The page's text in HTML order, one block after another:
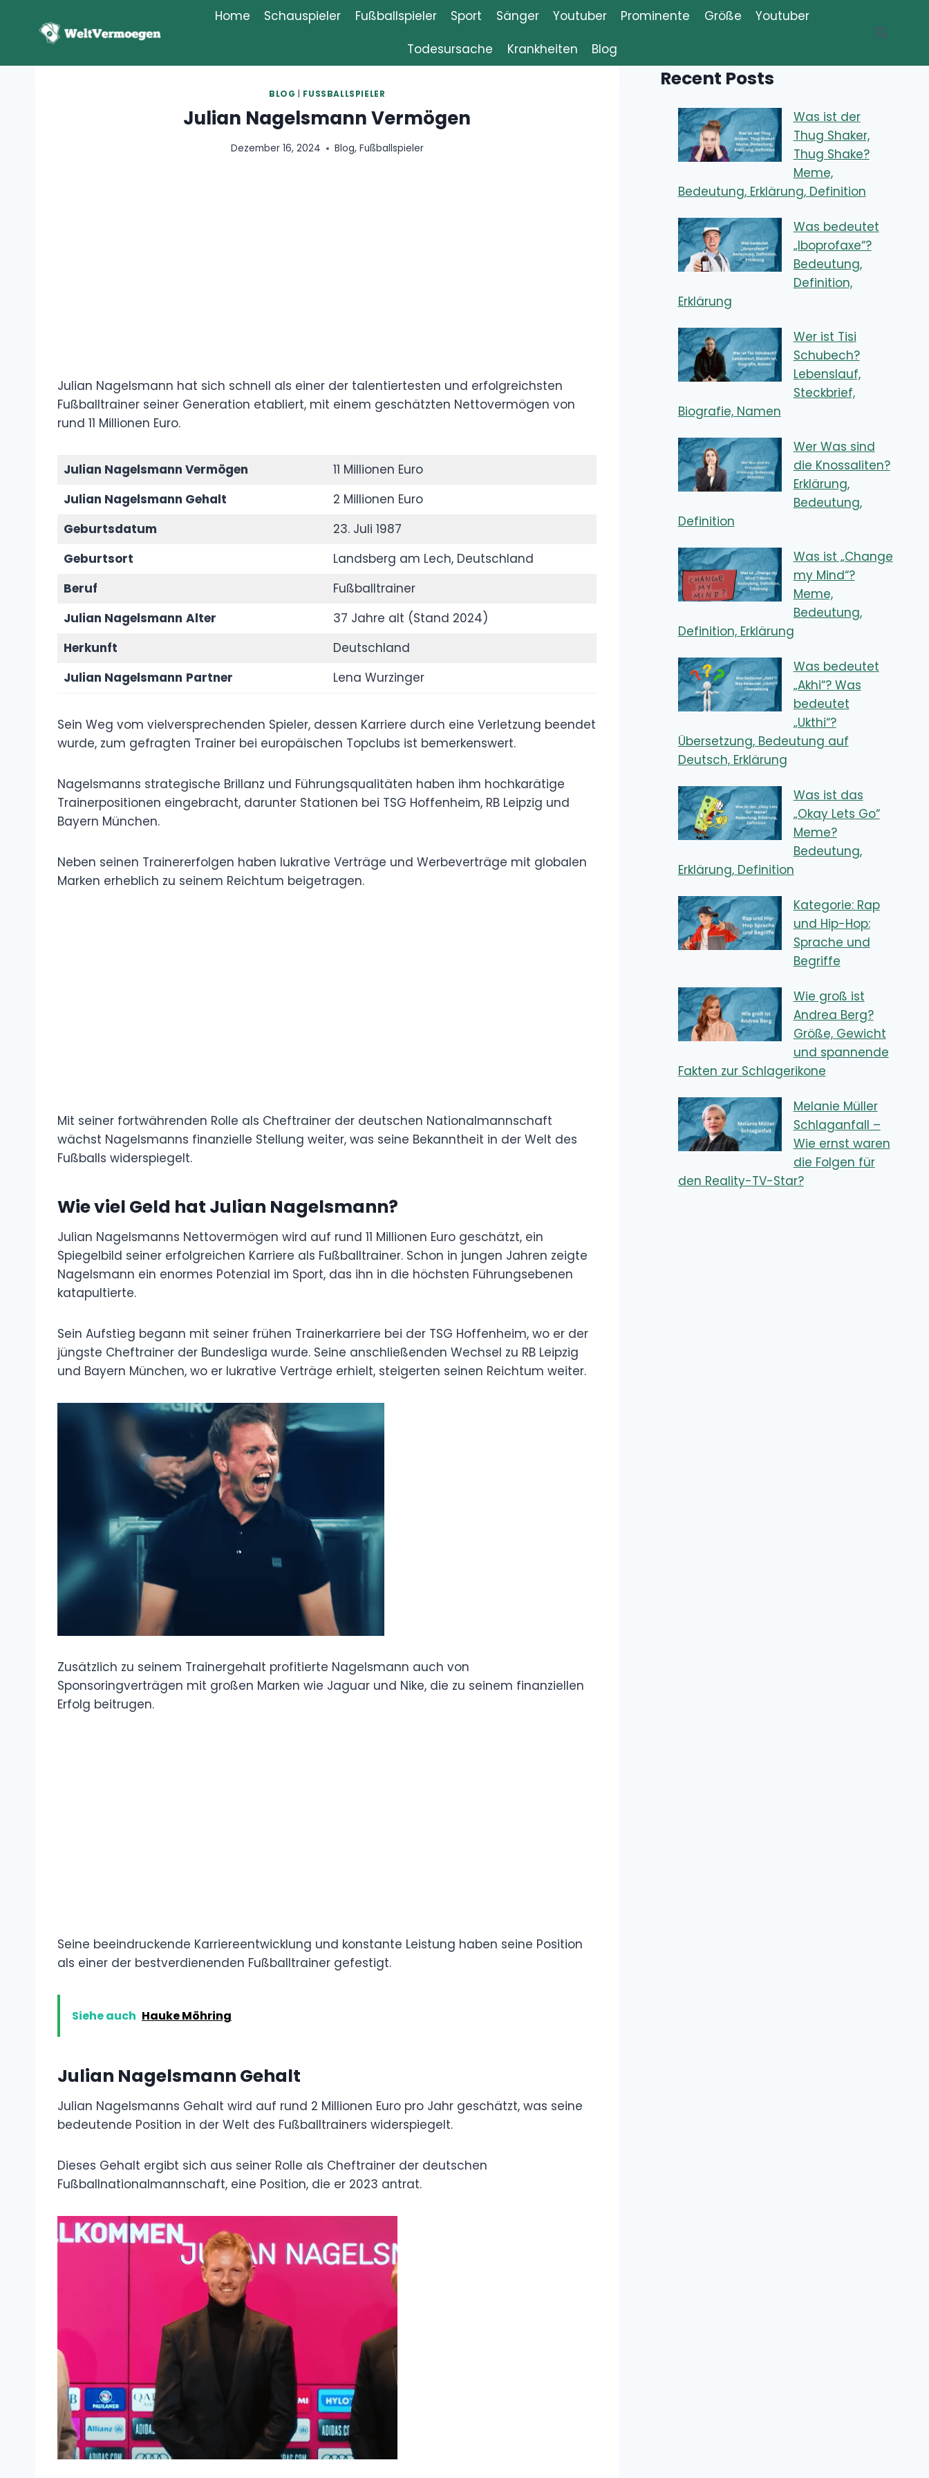
springen
Home Schauspieler Fußballspieler Sport Sänger Youtuber Prominente Größe
Youtuber
Todesursache
Krankheiten Blog
BLOG FUSSBALLSPIELER
Julian Nagelsmann Vermögen
Dezember 16, 2024 Blog, Fußballspieler
Julian Nagelsmann hat sich schnell als einer der talentiertesten und erfolgreichsten
Fußballtrainer seiner Generation etabliert, mit einem geschätzten Nettovermögen von
rund 11 Millionen Euro.
Julian Nagelsmann Vermögen
11 Millionen Euro
Julian Nagelsmann Gehalt
2 Millionen Euro
Geburtsdatum
23. Juli 1987
Geburtsort
Landsberg am Lech, Deutschland
Beruf
Fußballtrainer
Julian Nagelsmann Alter
37 Jahre alt (Stand 2024)
Herkunft
Deutschland
Julian Nagelsmann Partner Lena Wurzinger
Sein Weg vom vielversprechenden Spieler, dessen Karriere durch eine Verletzung beendet
wurde, zum gefragten Trainer bei europäischen Topclubs ist bemerkenswert.
Nagelsmanns strategische Brillanz und Führungsqualitäten haben ihm hochkarätige
Trainerpositionen eingebracht, darunter Stationen bei TSG Hoffenheim, RB Leipzig und
Bayern München.
Neben seinen Trainererfolgen haben lukrative Verträge und Werbeverträge mit globalen
Marken erheblich zu seinem Reichtum beigetragen.
Mit seiner fortwährenden Rolle als Cheftrainer der deutschen Nationalmannschaft
wächst Nagelsmanns finanzielle Stellung weiter, was seine Bekanntheit in der Welt des
Fußballs widerspiegelt.
Wie viel Geld hat Julian Nagelsmann?
Julian Nagelsmanns Nettovermögen wird auf rund 11 Millionen Euro geschätzt, ein
Spiegelbild seiner erfolgreichen Karriere als Fußballtrainer. Schon in jungen Jahren zeigte
Nagelsmann ein enormes Potenzial im Sport, das ihn in die höchsten Führungsebenen
katapultierte.
Sein Aufstieg begann mit seiner frühen Trainerkarriere bei der TSG Hoffenheim, wo er der
jüngste Cheftrainer der Bundesliga wurde. Seine anschließenden Wechsel zu RB Leipzig
und Bayern München, wo er lukrative Verträge erhielt, steigerten seinen Reichtum weiter.
Zusätzlich zu seinem Trainergehalt profitierte Nagelsmann auch von
Sponsoringverträgen mit großen Marken wie Jaguar und Nike, die zu seinem finanziellen
Erfolg beitrugen.
Seine beeindruckende Karriereentwicklung und konstante Leistung haben seine Position
als einer der bestverdienenden Fußballtrainer gefestigt.
Siehe auch Hauke Möhring
Julian Nagelsmann Gehalt
Julian Nagelsmanns Gehalt wird auf rund 2 Millionen Euro pro Jahr geschätzt, was seine
bedeutende Position in der Welt des Fußballtrainers widerspiegelt.
Dieses Gehalt ergibt sich aus seiner Rolle als Cheftrainer der deutschen
Fußballnationalmannschaft, eine Position, die er 2023 antrat.
Recent Posts
Was ist der
Thug Shaker,
Thug Shake?
Meme,
Bedeutung, Erklärung, Definition
Was bedeutet
„Iboprofaxe“?
Bedeutung,
Definition,
Erklärung
Wer ist Tisi
Schubech?
Lebenslauf,
Steckbrief,
Biografie, Namen
Wer Was sind
die Knossaliten?
Erklärung,
Bedeutung,
Definition
Was ist „Change
my Mind“?
Meme,
Bedeutung,
Definition, Erklärung
Was bedeutet
„Akhi“? Was
bedeutet
„Ukthi“?
Übersetzung, Bedeutung auf
Deutsch, Erklärung
Was ist das
„Okay Lets Go“
Meme?
Bedeutung,
Erklärung, Definition
Kategorie: Rap
und Hip-Hop:
Sprache und
Begriffe
Wie groß ist
Andrea Berg?
Größe, Gewicht
und spannende
Fakten zur Schlagerikone
Melanie Müller
Schlaganfall –
Wie ernst waren
die Folgen für
den Reality-TV-Star?